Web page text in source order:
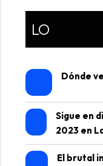
LO
Dónde
Sigue en
2023 en
El brutal